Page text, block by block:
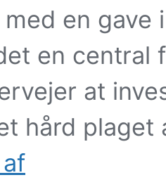
en gave
en central
at
hård plaget
Chelsea